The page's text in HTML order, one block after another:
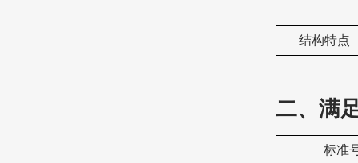
结构特点
二、满
标准